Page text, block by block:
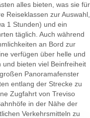
alles bieten, was sie für
Reiseklassen zur Auswahl,
1 Stunden) und ein
täglich. Auch während
an Bord zur
verfügen über helle und
bieten viel Beinfreiheit
Panoramafenster
entlang der Strecke zu
Zugfahrt von Treviso
in der Nähe der
Verkehrsmitteln zu